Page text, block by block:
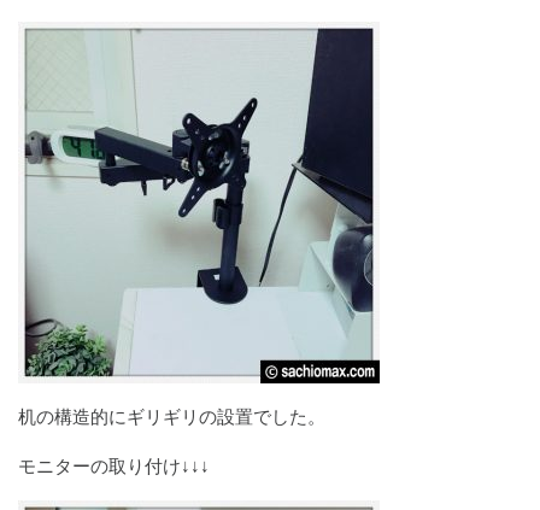
机の構造的にギリギリの設置でした。
モニターの取り付け↓↓↓